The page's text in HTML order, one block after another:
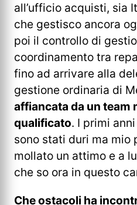
all’ufficio acquisti, sia
che gestisco ancora
poi il controllo di
coordinamento tra
fino ad arrivare alla
gestione ordinaria di
affiancata da un team
qualificato. I primi
sono stati duri ma mio
mollato un attimo e a
che so ora in questo
Che ostacoli ha